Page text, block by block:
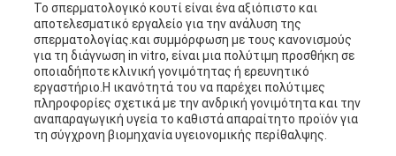
Το σπερματολογικό κουτί είναι ένα αξιόπιστο και
αποτελεσματικό εργαλείο για την ανάλυση της
σπερματολογίας.και συμμόρφωση με τους κανονισμούς
για τη διάγνωση in vitro, είναι μια πολύτιμη προσθήκη σε
οποιαδήποτε κλινική γονιμότητας ή ερευνητικό
εργαστήριο.Η ικανότητά του να παρέχει πολύτιμες
πληροφορίες σχετικά με την ανδρική γονιμότητα και την
αναπαραγωγική υγεία το καθιστά απαραίτητο προϊόν για
τη σύγχρονη βιομηχανία υγειονομικής περίθαλψης.